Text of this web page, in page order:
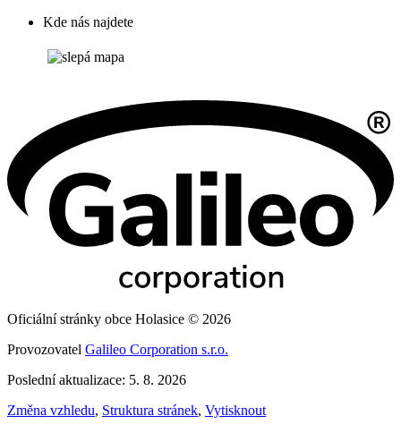
Kde nás najdete
Oficiální stránky obce Holasice © 2026
Provozovatel Galileo Corporation s.r.o.
Poslední aktualizace: 5. 8. 2026
Změna vzhledu, Struktura stránek, Vytisknout